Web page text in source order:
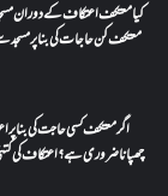
کیا معتکف اعتکاف کے دوران
معتکف کن حاجات کی بنا پر
اگر معتکف کسی حاجت کی بنا
چھپانا ضروری ہے؟اعتکاف کی